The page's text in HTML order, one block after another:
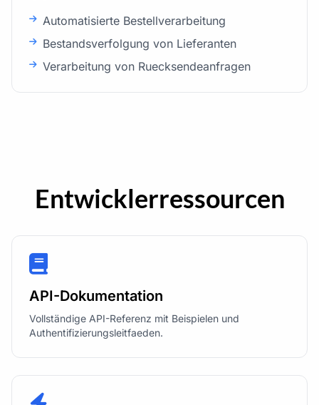
Automatisierte Bestellverarbeitung
Bestandsverfolgung von Lieferanten
Verarbeitung von Ruecksendeanfragen
Entwicklerressourcen
API-Dokumentation
Vollständige API-Referenz mit Beispielen und
Authentifizierungsleitfaeden.